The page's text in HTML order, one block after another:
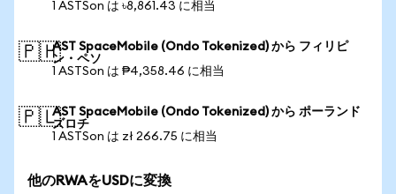
1 ASTSon は ৳8,861.43 に相当
🇵🇭AST SpaceMobile (Ondo Tokenized) から フィリピ
ン・ペソ
1 ASTSon は ₱4,358.46 に相当
🇵🇱AST SpaceMobile (Ondo Tokenized) から ポーランド
ズロチ
1 ASTSon は zł 266.75 に相当
他のRWAをUSDに変換